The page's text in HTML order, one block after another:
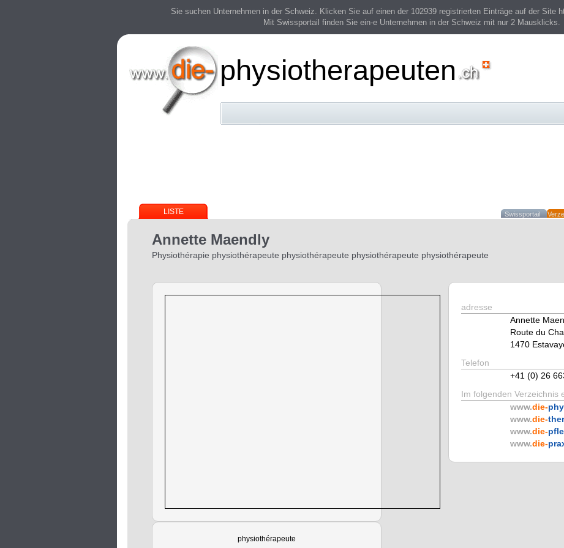
Sie suchen Unternehmen in der Schweiz. Klicken Sie auf einen der 102939 registrierten Einträge auf der Site
Mit Swissportail finden Sie ein-e Unternehmen in der Schweiz mit nur 2 Mausklicks.
physiotherapeuten
LISTE Swissportail
Annette Maendly
Physiothérapie physiothérapeute physiothérapeute physiothérapeute physiothérapeute
physiothérapeute
adresse
Annette
Route du
1470
Telefon
+41 (0) 26
Im folgenden Verzeichnis
www.die-
www.die-
www.die-
www.die-